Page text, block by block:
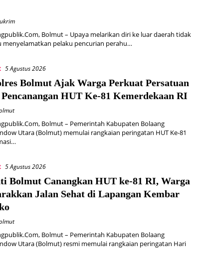
Bolmut – Upaya melarikan diri ke luar daerah tidak
menyelamatkan pelaku pencurian perahu…
5 Agustus 2026
Bolmut Ajak Warga Perkuat Persatuan
HUT Ke-81 Kemerdekaan RI
Bolmut – Pemerintah Kabupaten Bolaang
Utara (Bolmut) memulai rangkaian peringatan HUT Ke-81
5 Agustus 2026
Bolmut Canangkan HUT ke-81 RI, Warga
Jalan Sehat di Lapangan Kembar
Bolmut – Pemerintah Kabupaten Bolaang
Utara (Bolmut) resmi memulai rangkaian peringatan Hari